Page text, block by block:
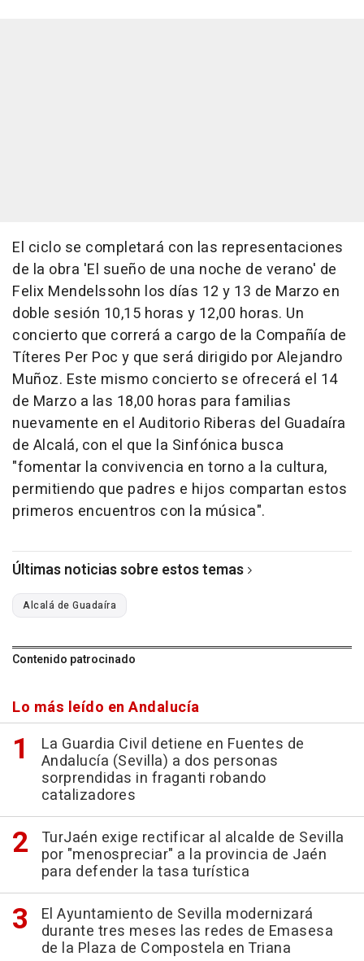
El ciclo se completará con las representaciones
de la obra 'El sueño de una noche de verano' de
Felix Mendelssohn los días 12 y 13 de Marzo en
doble sesión 10,15 horas y 12,00 horas. Un
concierto que correrá a cargo de la Compañía de
Títeres Per Poc y que será dirigido por Alejandro
Muñoz. Este mismo concierto se ofrecerá el 14
de Marzo a las 18,00 horas para familias
nuevamente en el Auditorio Riberas del Guadaíra
de Alcalá, con el que la Sinfónica busca
"fomentar la convivencia en torno a la cultura,
permitiendo que padres e hijos compartan estos
primeros encuentros con la música".
Últimas noticias sobre estos temas
Alcalá de Guadaíra
Contenido patrocinado
Lo más leído en Andalucía
La Guardia Civil detiene en Fuentes de
Andalucía (Sevilla) a dos personas
sorprendidas in fraganti robando
catalizadores
TurJaén exige rectificar al alcalde de Sevilla
por "menospreciar" a la provincia de Jaén
para defender la tasa turística
El Ayuntamiento de Sevilla modernizará
durante tres meses las redes de Emasesa
de la Plaza de Compostela en Triana